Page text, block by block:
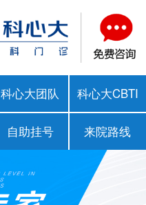
科心大团队 科心大CBTI
自助挂号 来院路线